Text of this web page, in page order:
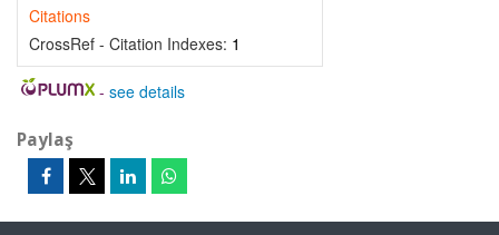
Citations
CrossRef - Citation Indexes: 1
- see details
Paylaş